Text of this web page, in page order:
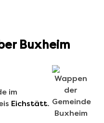
Buxheim
im
Eichstätt.